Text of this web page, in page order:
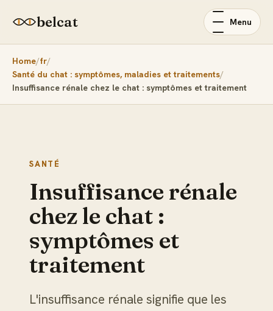
belcat Menu
Home fr
Santé du chat : symptômes, maladies et traitements
Insuffisance rénale chez le chat : symptômes et traitement
SANTÉ
Insuffisance rénale
chez le chat :
symptômes et
traitement
L'insuffisance rénale signifie que les